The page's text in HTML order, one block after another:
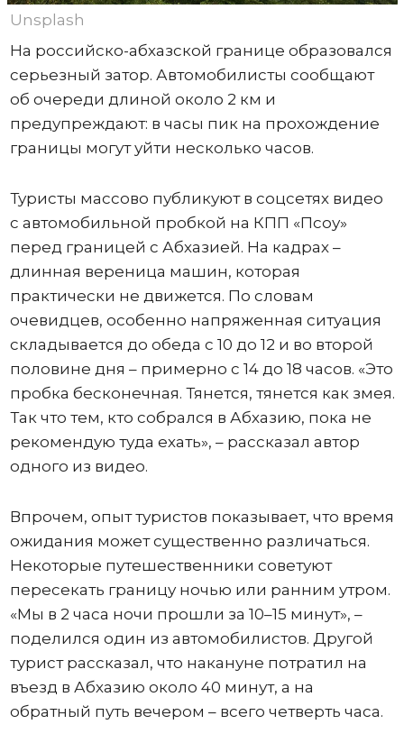
Unsplash
На российско-абхазской границе образовался
серьезный затор. Автомобилисты сообщают
об очереди длиной около 2 км и
предупреждают: в часы пик на прохождение
границы могут уйти несколько часов.
Туристы массово публикуют в соцсетях видео
с автомобильной пробкой на КПП «Псоу»
перед границей с Абхазией. На кадрах –
длинная вереница машин, которая
практически не движется. По словам
очевидцев, особенно напряженная ситуация
складывается до обеда с 10 до 12 и во второй
половине дня – примерно с 14 до 18 часов. «Это
пробка бесконечная. Тянется, тянется как змея.
Так что тем, кто собрался в Абхазию, пока не
рекомендую туда ехать», – рассказал автор
одного из видео.
Впрочем, опыт туристов показывает, что время
ожидания может существенно различаться.
Некоторые путешественники советуют
пересекать границу ночью или ранним утром.
«Мы в 2 часа ночи прошли за 10–15 минут», –
поделился один из автомобилистов. Другой
турист рассказал, что накануне потратил на
въезд в Абхазию около 40 минут, а на
обратный путь вечером – всего четверть часа.